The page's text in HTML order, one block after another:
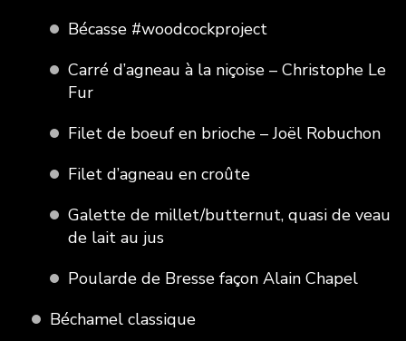
Bécasse #woodcockproject
Carré d’agneau à la niçoise – Christophe Le
Fur
Filet de boeuf en brioche – Joël Robuchon
Filet d’agneau en croûte
Galette de millet/butternut, quasi de veau
de lait au jus
Poularde de Bresse façon Alain Chapel
Béchamel classique